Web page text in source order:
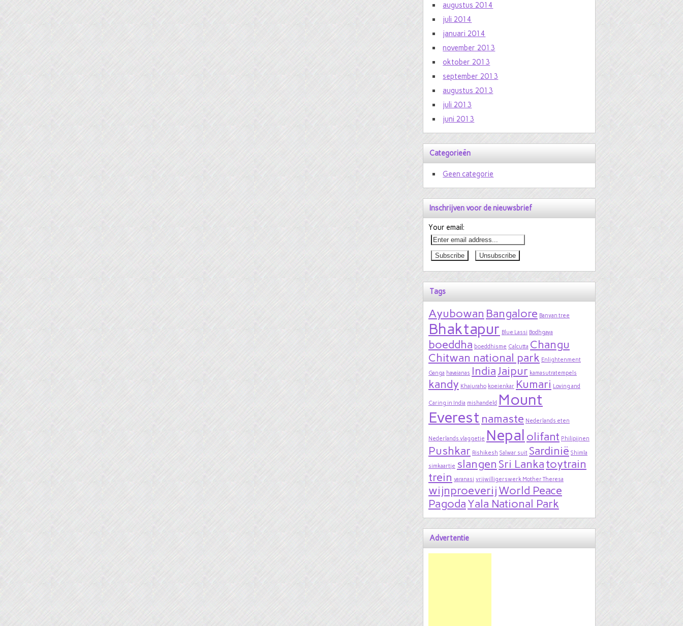
augustus 2014
juli 2014
januari 2014
november 2013
oktober 2013
september 2013
augustus 2013
juli 2013
juni 2013
Categorieën
Geen categorie
Inschrijven voor de nieuwsbrief
Your email:
Tags
Ayubowan Bangalore Banyan tree
Bhaktapur Blue Lassi Bodhgaya
boeddha boeddhisme Calcutta Changu
Chitwan national park Enlightenment
Ganga havaianas IndiaJaipur kamasutratempels
kandy Khajuraho koeienkar Kumari Loving and
Caring in India mishandeld Mount
Everest namaste Nederlands eten
Nederlands vlaggetje Nepal olifant Philipijnen
Pushkar Rishikesh Salwar suit Sardinië Shimla
simkaartje slangen Sri Lankatoytrain
trein varanasi vrijwilligerswerk Mother Theresa
wijnproeverijWorld Peace
PagodaYala National Park
Advertentie